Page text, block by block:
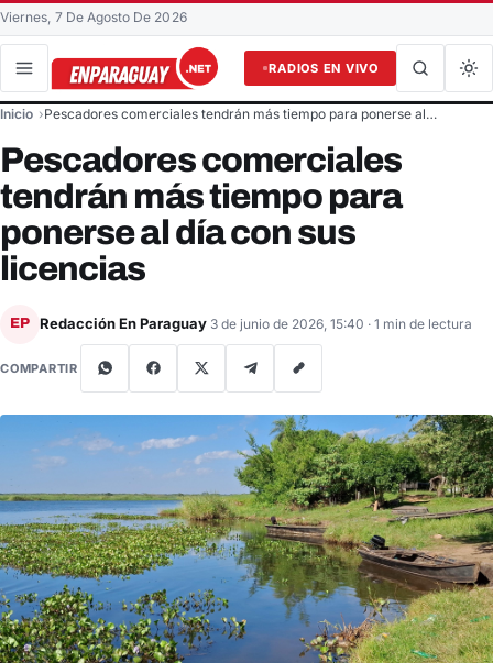
Viernes, 7 De Agosto De 2026
RADIOS EN VIVO
Buscar en el sitio
Inicio Pescadores comerciales tendrán más tiempo para ponerse al…
Pescadores comerciales
tendrán más tiempo para
ponerse al día con sus
licencias
EP Redacción En Paraguay 3 de junio de 2026, 15:40 · 1 min de lectura
COMPARTIR